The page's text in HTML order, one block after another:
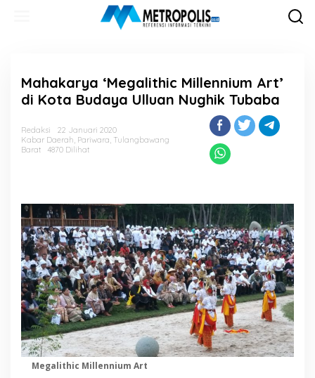
Mahakarya ‘Megalithic Millennium Art’
di Kota Budaya Ulluan Nughik Tubaba
Redaksi
22 Januari 2020
Kabar Daerah, Pariwara, Tulangbawang
Barat
4870 Dilihat
Megalithic Millennium Art